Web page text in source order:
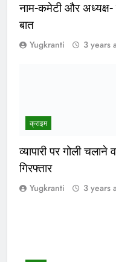
नाम-कमेटी और अध्यक्ष-
बात
Yugkranti 3 years
क्राइम
व्यापारी पर गोली चलाने
गिरफ्तार
Yugkranti 3 years